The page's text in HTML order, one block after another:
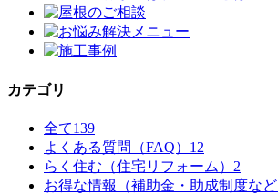
カテゴリ
全て139
よくある質問（FAQ） 12
らく住む（住宅リフォーム） 2
お得な情報（補助金・助成制度など